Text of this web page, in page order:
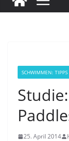
SCHWIMMEN: TIPPS
25. April 2014